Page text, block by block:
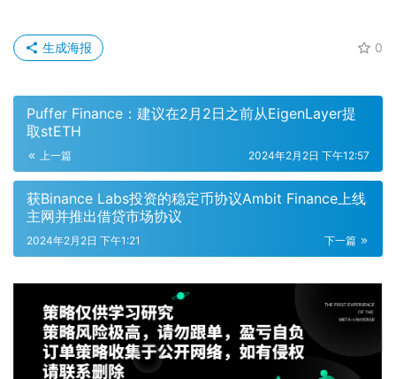
0
生成海报
Puffer Finance：建议在2月2日之前从EigenLayer提
取stETH
上一篇 2024年2月2日 下午12:57
获Binance Labs投资的稳定币协议Ambit Finance上线
主网并推出借贷市场协议
下一篇
2024年2月2日 下午1:21